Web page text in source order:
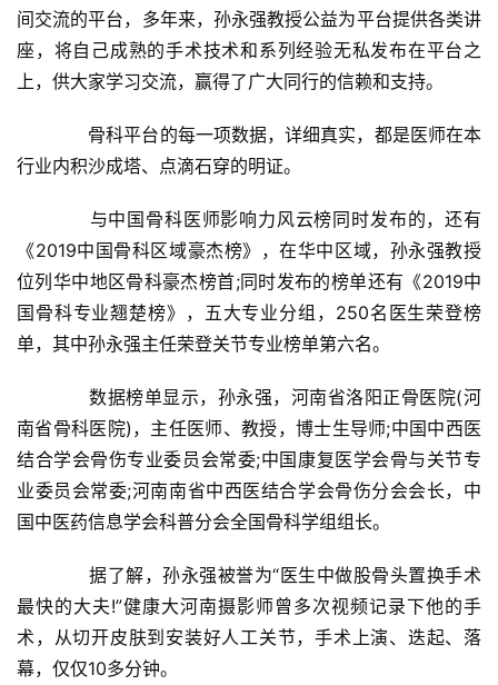
页
闻
资
讯
商
业
A
I
经
济
间交流的平台，多年来，孙永强教授公益为平台提供各类讲
座，将自己成熟的手术技术和系列经验无私发布在平台之
上，供大家学习交流，赢得了广大同行的信赖和支持。
骨科平台的每一项数据，详细真实，都是医师在本
行业内积沙成塔、点滴石穿的明证。
与中国骨科医师影响力风云榜同时发布的，还有
《2019中国骨科区域豪杰榜》，在华中区域，孙永强教授
位列华中地区骨科豪杰榜首;同时发布的榜单还有《2019中
国骨科专业翘楚榜》，五大专业分组，250名医生荣登榜
单，其中孙永强主任荣登关节专业榜单第六名。
数据榜单显示，孙永强，河南省洛阳正骨医院(河
南省骨科医院)，主任医师、教授，博士生导师;中国中西医
结合学会骨伤专业委员会常委;中国康复医学会骨与关节专
业委员会常委;河南南省中西医结合学会骨伤分会会长，中
国中医药信息学会科普分会全国骨科学组组长。
据了解，孙永强被誉为“医生中做股骨头置换手术
最快的大夫!”健康大河南摄影师曾多次视频记录下他的手
术，从切开皮肤到安装好人工关节，手术上演、迭起、落
幕，仅仅10多分钟。